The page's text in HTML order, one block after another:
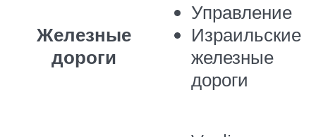
Железные
дороги
Управление
Израильские
железные
дороги